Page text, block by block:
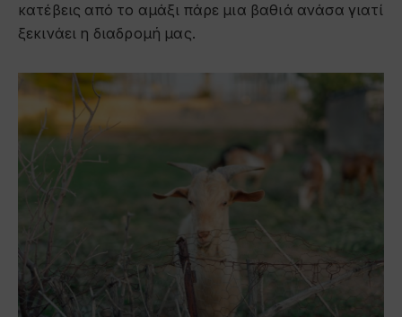
κατέβεις από το αμάξι πάρε μια βαθιά ανάσα γιατί
ξεκινάει η διαδρομή μας.